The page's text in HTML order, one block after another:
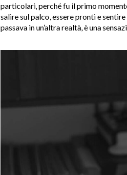
particolari, perché fu il primo
salire sul palco, essere pronti e
passava in un’altra realtà, è una